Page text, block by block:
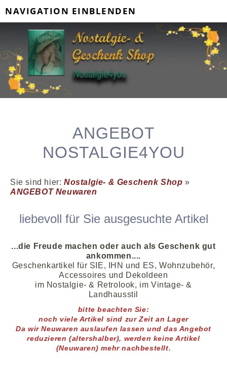
NAVIGATION EINBLENDEN
ANGEBOT
NOSTALGIE4YOU
Sie sind hier: Nostalgie- & Geschenk Shop »
ANGEBOT Neuwaren
liebevoll für Sie ausgesuchte Artikel
...die Freude machen oder auch als Geschenk gut
ankommen....
Geschenkartikel für SIE, IHN und ES, Wohnzubehör,
Accessoires und DekoIdeen
im Nostalgie- & Retrolook, im Vintage- &
Landhausstil
bitte beachten Sie:
noch viele Artikel sind zur Zeit an Lager
Da wir Neuwaren auslaufen lassen und das Angebot
reduzieren (altershalber), werden keine Artikel
(Neuwaren)mehr nachbestellt.